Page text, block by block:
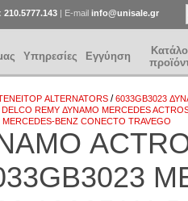
210.5777.143 | E-mail info@unisale.gr
Υπηρεσίες Εγγύηση
ALTERNATORS /6033GB3023
REMY ΔΥΝΑΜΟ MERCEDES
BENZ CONECTO TRAVEGΟ